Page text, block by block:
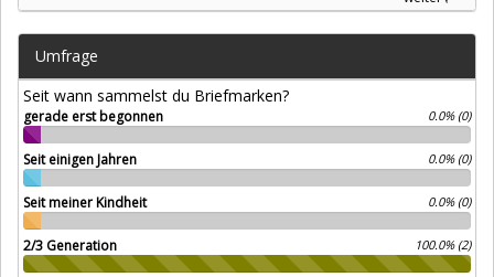
Umfrage
Seit wann sammelst du Briefmarken?
gerade erst begonnen 0.0% (0)
Seit einigen Jahren 0.0% (0)
Seit meiner Kindheit 0.0% (0)
2/3 Generation 100.0% (2)